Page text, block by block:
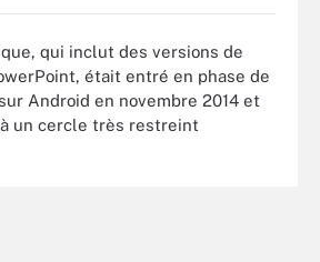
qui inclut des versions de
était entré en phase de
Android en novembre 2014 et
un cercle très restreint